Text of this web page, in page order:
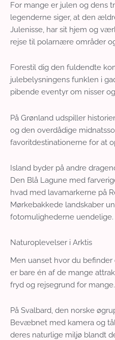
For mange er julen og dens
legenderne siger, at den
Julenisse, har sit hjem og
rejse til polarnære områder
Forestil dig den fuldendte
julebelysningens funklen i
pibende eventyr om nisser
På Grønland udspiller
og den overdådige
favoritdestinationerne for at
Island byder på andre
Den Blå Lagune med
hvad med lavamarkerne på
Mørkebakkede landskaber
fotomulighederne uendelige.
Naturoplevelser i Arktis
Men uanset hvor du
er bare én af de mange
fryd og rejsegrund for mange.
På Svalbard, den norske
Bevæbnet med kamera og
deres naturlige miljø blandt